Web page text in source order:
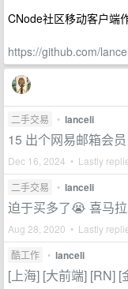
CNode社区移动客户端
https://github.com/
二手交易 • lanceli
15 出个网易邮箱会
Dec 16, 2024 • Lastly
二手交易 • lanceli
迫于买多了😭 喜马
Aug 28, 2020 • Lastly
酷工作 • lanceli
[上海] [大前端] [RN]